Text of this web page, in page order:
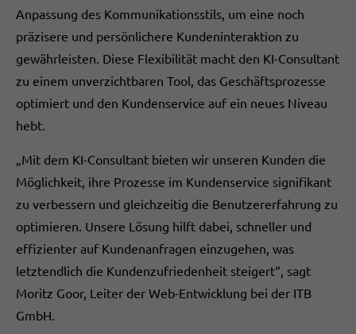
Anpassung des Kommunikationsstils, um eine noch
präzisere und persönlichere Kundeninteraktion zu
gewährleisten. Diese Flexibilität macht den KI-Consultant
zu einem unverzichtbaren Tool, das Geschäftsprozesse
optimiert und den Kundenservice auf ein neues Niveau
hebt.
„Mit dem KI-Consultant bieten wir unseren Kunden die
Möglichkeit, ihre Prozesse im Kundenservice signifikant
zu verbessern und gleichzeitig die Benutzererfahrung zu
optimieren. Unsere Lösung hilft dabei, schneller und
effizienter auf Kundenanfragen einzugehen, was
letztendlich die Kundenzufriedenheit steigert“, sagt
Moritz Goor, Leiter der Web-Entwicklung bei der ITB
GmbH.